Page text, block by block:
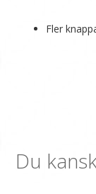
Fler
Du